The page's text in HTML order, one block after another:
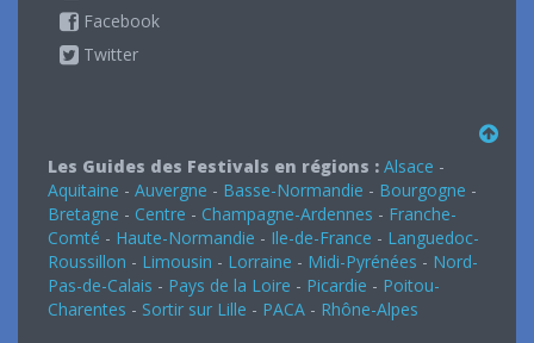
Facebook
Twitter
Les Guides des Festivals en régions : Alsace -
Aquitaine - Auvergne - Basse-Normandie - Bourgogne -
Bretagne - Centre - Champagne-Ardennes - Franche-
Comté - Haute-Normandie - Ile-de-France - Languedoc-
Roussillon - Limousin - Lorraine - Midi-Pyrénées - Nord-
Pas-de-Calais - Pays de la Loire - Picardie - Poitou-
Charentes - Sortir sur Lille - PACA - Rhône-Alpes